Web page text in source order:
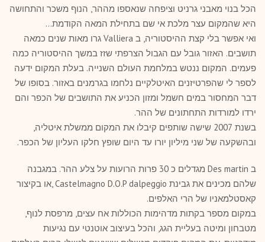
הכל בנוי מאבני גרניט וציפחה שנאספו מההר, הנוף משכר והתחושה
היא שהמקום עצר מלכת אי שם בתחילת המאה הקודמת…
ואי אפשר בלי קצת ההיסטוריה, ב Valliera גרו מאות שנים כמאה
תושבים. האזור גובל עם הגבול הצרפתי שזז במשך ההיסטוריה כמה
פעמים. המקום ננטש במלחמת העולם השנייה. בעלת המקום ידעה
לספר לי שהפרטיזנים האיטלקיים נלחמו בגרמנים באזור. בסופו של
דבר המחסור במים חשמל ומזון הכניע את התושבים של הכפר והם
ירדו למורדות התחתונים של ההר.
בשנת 2007 שישה שותפים קיבלו את המקום ממשלת איטליה,
ובהשקעה של שני מיליון יורו עד היום שופץ חלקו העליון של הכפר.
ב Des martin מגדלים כ 30 פרות הרועות על צלע ההר. במגבנה
שלהם מכינים את גבינת Castelmagno D.O.P dalpeggio ,או בקיצור
קאסטלמאניו של הרי האלפים.
במקום מספר בקתות מדהימות הכוללות אח עצים, מרפסת לנוף,
מטבחון ומיטה בעליית הגג, והכל בעיצוב אוטנטי עם נגיעות